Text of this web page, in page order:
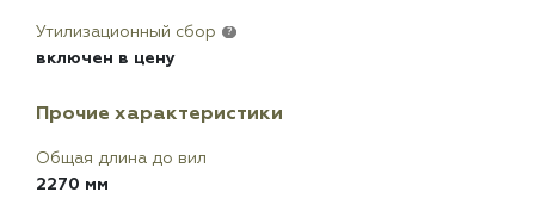
Утилизационный сбор ?
включен в цену
Прочие характеристики
Общая длина до вил
2270 мм